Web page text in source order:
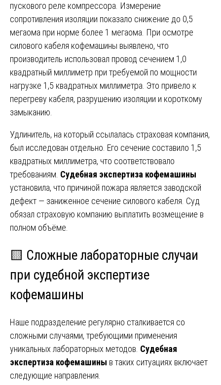
пускового реле компрессора. Измерение
сопротивления изоляции показало снижение до 0,5
мегаома при норме более 1 мегаома. При осмотре
силового кабеля кофемашины выявлено, что
производитель использовал провод сечением 1,0
квадратный миллиметр при требуемой по мощности
нагрузке 1,5 квадратных миллиметра. Это привело к
перегреву кабеля, разрушению изоляции и короткому
замыканию.
Удлинитель, на который ссылалась страховая компания,
был исследован отдельно. Его сечение составило 1,5
квадратных миллиметра, что соответствовало
требованиям. Судебная экспертиза кофемашины
установила, что причиной пожара является заводской
дефект — заниженное сечение силового кабеля. Суд
обязал страховую компанию выплатить возмещение в
полном объёме.
🟨 Сложные лабораторные случаи
при судебной экспертизе
кофемашины
Наше подразделение регулярно сталкивается со
сложными случаями, требующими применения
уникальных лабораторных методов. Судебная
экспертиза кофемашины в таких ситуациях включает
следующие направления.